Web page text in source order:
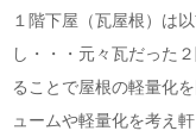
１階下屋（瓦屋根）は
し・・・元々瓦だった
ることで屋根の軽量化
ュームや軽量化を考え